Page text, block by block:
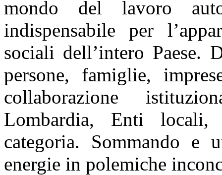
mondo del lavoro
indispensabile per
sociali dell’intero
persone, famiglie,
collaborazione
Lombardia, Enti
categoria. Sommando e
energie in polemiche